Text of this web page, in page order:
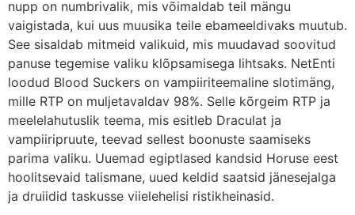
nupp on numbrivalik, mis võimaldab teil mängu
vaigistada, kui uus muusika teile ebameeldivaks muutub.
See sisaldab mitmeid valikuid, mis muudavad soovitud
panuse tegemise valiku klõpsamisega lihtsaks. NetEnti
loodud Blood Suckers on vampiiriteemaline slotimäng,
mille RTP on muljetavaldav 98%. Selle kõrgeim RTP ja
meelelahutuslik teema, mis esitleb Draculat ja
vampiiripruute, teevad sellest boonuste saamiseks
parima valiku. Uuemad egiptlased kandsid Horuse eest
hoolitsevaid talismane, uued keldid saatsid jänesejalga
ja druiidid taskusse viielehelisi ristikheinasid.